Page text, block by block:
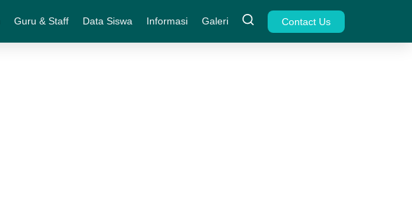
Guru & Staff Data Siswa Informasi Galeri Contact Us